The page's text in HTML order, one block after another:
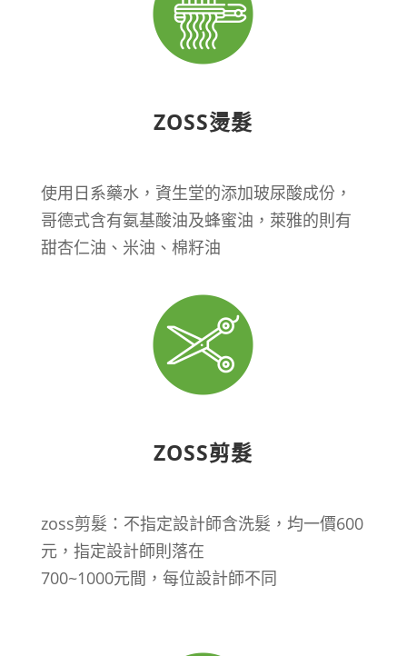
ZOSS燙髮
使用日系藥水，資生堂的添加玻尿酸成份，
哥德式含有氨基酸油及蜂蜜油，萊雅的則有
甜杏仁油、米油、棉籽油
ZOSS剪髮
zoss剪髮：不指定設計師含洗髮，均一價600
元，指定設計師則落在
700~1000元間，每位設計師不同